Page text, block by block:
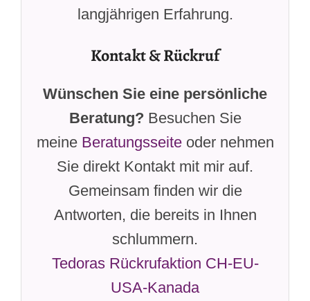
langjährigen Erfahrung.
Kontakt & Rückruf
Wünschen Sie eine persönliche
Beratung? Besuchen Sie
meine Beratungsseiteoder nehmen
Sie direkt Kontakt mit mir auf.
Gemeinsam finden wir die
Antworten, die bereits in Ihnen
schlummern.
Tedoras Rückrufaktion CH-EU-
USA-Kanada